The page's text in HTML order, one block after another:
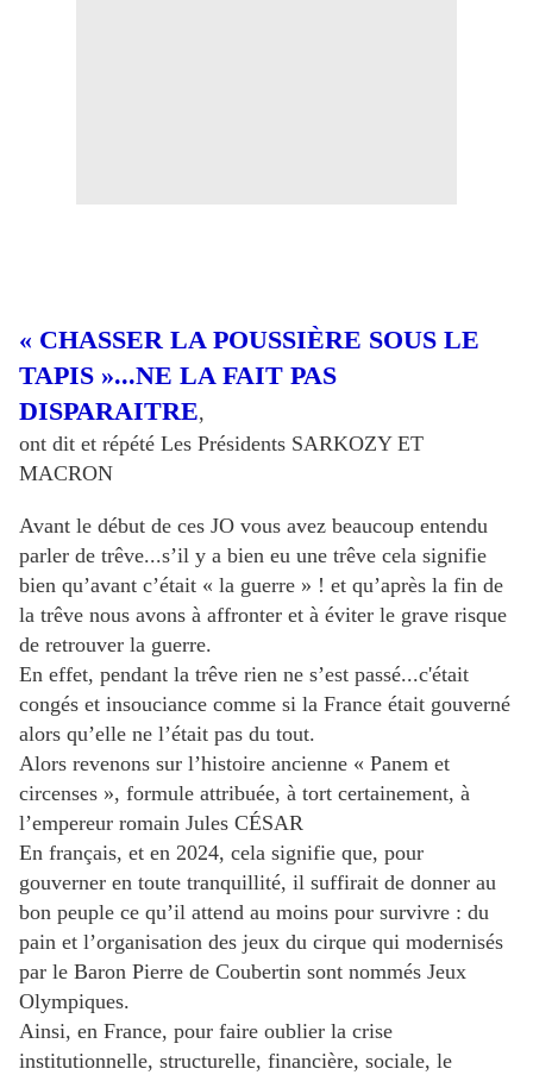
« CHASSER LA POUSSIÈRE SOUS LE
TAPIS »...NE LA FAIT PAS
DISPARAITRE,
ont dit et répété Les Présidents SARKOZY ET
MACRON
Avant le début de ces JO vous avez beaucoup entendu
parler de trêve...s’il y a bien eu une trêve cela signifie
bien qu’avant c’était « la guerre » ! et qu’après la fin de
la trêve nous avons à affronter et à éviter le grave risque
de retrouver la guerre.
En effet, pendant la trêve rien ne s’est passé...c'était
congés et insouciance comme si la France était gouverné
alors qu’elle ne l’était pas du tout.
Alors revenons sur l’histoire ancienne « Panem et
circenses », formule attribuée, à tort certainement, à
l’empereur romain Jules CÉSAR
En français, et en 2024, cela signifie que, pour
gouverner en toute tranquillité, il suffirait de donner au
bon peuple ce qu’il attend au moins pour survivre : du
pain et l’organisation des jeux du cirque qui modernisés
par le Baron Pierre de Coubertin sont nommés Jeux
Olympiques.
Ainsi, en France, pour faire oublier la crise
institutionnelle, structurelle, financière, sociale, le